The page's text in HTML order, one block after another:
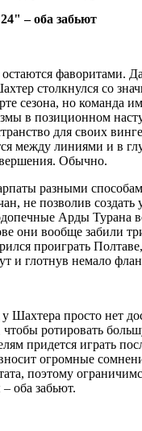
– оба забьют
фаворитами.
столкнулся со
сезона, но команда
в позиционном
для своих
между линиями и в
Обычно.
разными
не позволив создать
Арды Турана
они вообще забили
проиграть
и глотнув немало
Шахтера просто нет
чтобы ротировать
придется играть
огромные
поэтому
оба забьют.